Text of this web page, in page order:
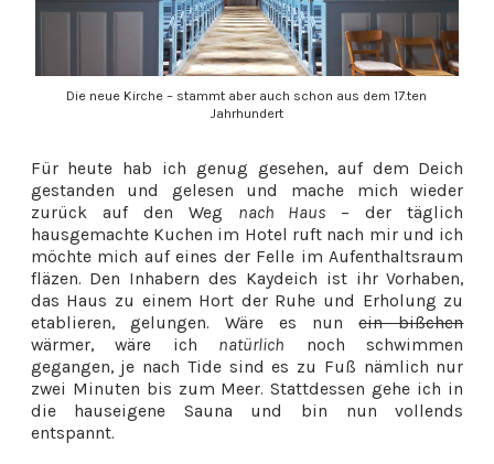
Die neue Kirche – stammt aber auch schon aus dem 17.ten
Jahrhundert
Für heute hab ich genug gesehen, auf dem Deich
gestanden und gelesen und mache mich wieder
zurück auf den Weg nach Haus – der täglich
hausgemachte Kuchen im Hotel ruft nach mir und ich
möchte mich auf eines der Felle im Aufenthaltsraum
fläzen. Den Inhabern des Kaydeich ist ihr Vorhaben,
das Haus zu einem Hort der Ruhe und Erholung zu
etablieren, gelungen. Wäre es nunein bißchen
wärmer, wäre ich natürlich noch schwimmen
gegangen, je nach Tide sind es zu Fuß nämlich nur
zwei Minuten bis zum Meer. Stattdessen gehe ich in
die hauseigene Sauna und bin nun vollends
entspannt.